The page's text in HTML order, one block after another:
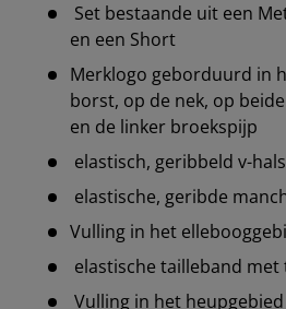
Set bestaande uit een
en een Short
Merklogo geborduurd in
borst, op de nek, op
en de linker broekspijp
elastisch, geribbeld v-hals
elastische, geribde
Vulling in het
elastische tailleband
Vulling in het heupgebied